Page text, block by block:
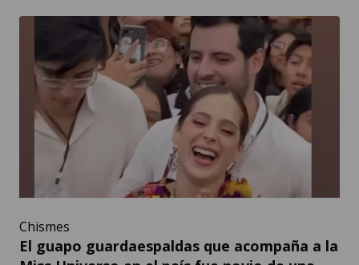
Chismes
El guapo guardaespaldas que acompaña a la